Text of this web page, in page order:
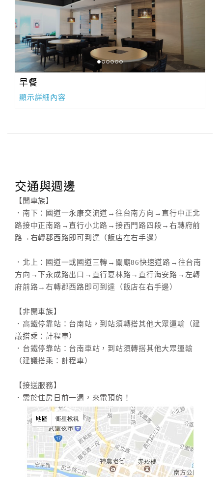
計
劃
商
品
宣
早餐
顯示詳細內容
交通與週邊
【開車族】
．南下：國道一永康交流道→往台南方向→直行中正北
路接中正南路→直行小北路→接西門路四段→右轉府前
路→右轉郡西路即可到達（飯店在右手邊）
．北上：國道一或國道三轉→關廟86快速道路→往台南
方向→下永成路出口→直行夏林路→直行海安路→左轉
府前路→右轉郡西路即可到達（飯店在右手邊）
【非開車族】
．高鐵停靠站：台南站，到站須轉搭其他大眾運輸（建
議搭乘：計程車）
．台鐵停靠站：台南車站，到站須轉搭其他大眾運輸
（建議搭乘：計程車）
【接送服務】
．需於住房日前一週，來電預約！